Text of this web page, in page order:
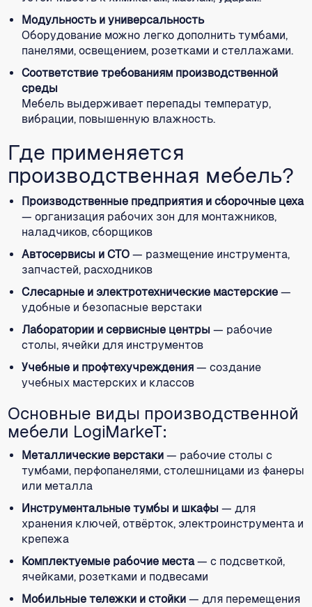
Модульность и универсальность
Оборудование можно легко дополнить тумбами,
панелями, освещением, розетками и стеллажами.
Соответствие требованиям производственной
среды
Мебель выдерживает перепады температур,
вибрации, повышенную влажность.
Где применяется
производственная мебель?
Производственные предприятия и сборочные цеха
— организация рабочих зон для монтажников,
наладчиков, сборщиков
Автосервисы и СТО— размещение инструмента,
запчастей, расходников
Слесарные и электротехнические мастерские—
удобные и безопасные верстаки
Лаборатории и сервисные центры — рабочие
столы, ячейки для инструментов
Учебные и профтехучреждения— создание
учебных мастерских и классов
Основные виды производственной
мебели LogiMarkeT:
Металлические верстаки— рабочие столы с
тумбами, перфопанелями, столешницами из фанеры
или металла
Инструментальные тумбы и шкафы — для
хранения ключей, отвёрток, электроинструмента и
крепежа
Комплектуемые рабочие места— с подсветкой,
ячейками, розетками и подвесами
Мобильные тележки и стойки— для перемещения